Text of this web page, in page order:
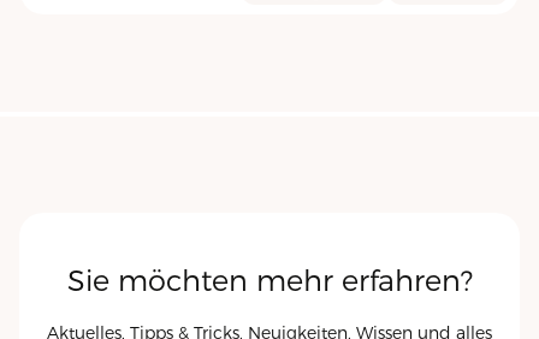
Sie möchten mehr erfahren?
Aktuelles, Tipps & Tricks, Neuigkeiten, Wissen und alles